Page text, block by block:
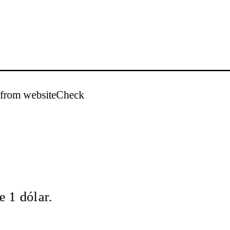
websiteCheck
1 dólar.